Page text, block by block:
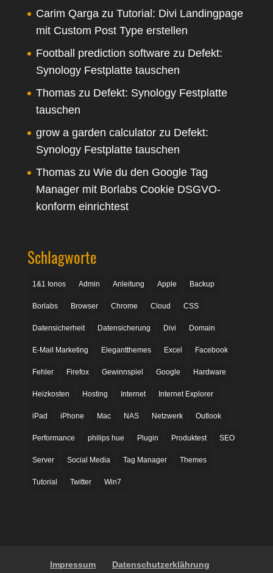
Carim Qargazu Tutorial: Divi Landingpage
mit Custom Post Type erstellen
Football prediction softwarezu Defekt:
Synology Festplatte tauschen
Thomaszu Defekt: Synology Festplatte
tauschen
grow a garden calculatorzu Defekt:
Synology Festplatte tauschen
Thomaszu Wie du den Google Tag
Manager mit Borlabs Cookie DSGVO-
konform einrichtest
Schlagworte
1&1 Ionos Admin Anleitung Apple Backup
Borlabs Browser Chrome Cloud CSS
Datensicherheit Datensicherung Divi Domain
E-Mail Marketing Elegantthemes Excel Facebook
Fehler Firefox Gewinnspiel Google Hardware
Heizkosten Hosting Internet Internet Explorer
iPad iPhone Mac NAS Netzwerk Outlook
Performance philips hue Plugin Produktest SEO
Server Social Media Tag Manager Themes
Tutorial Twitter Win7
Impressum Datenschutzerklährung